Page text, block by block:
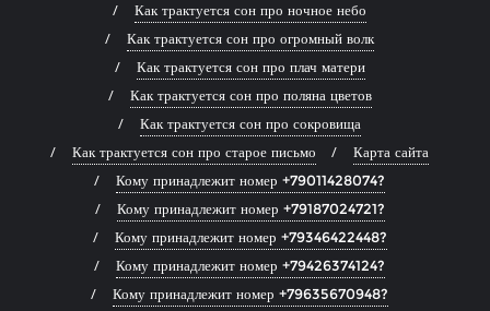
Как трактуется сон про ночное небо
Как трактуется сон про огромный волк
Как трактуется сон про плач матери
Как трактуется сон про поляна цветов
Как трактуется сон про сокровища
Как трактуется сон про старое письмо
Карта сайта
Кому принадлежит номер +79011428074?
Кому принадлежит номер +79187024721?
Кому принадлежит номер +79346422448?
Кому принадлежит номер +79426374124?
Кому принадлежит номер +79635670948?